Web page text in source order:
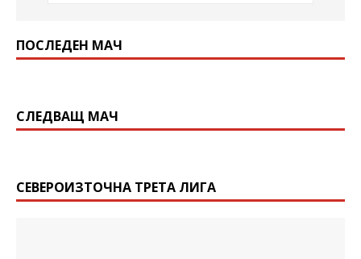
ПОСЛЕДЕН МАЧ
СЛЕДВАЩ МАЧ
СЕВЕРОИЗТОЧНА ТРЕТА ЛИГА